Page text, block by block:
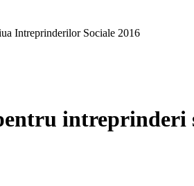
Intreprinderilor Sociale 2016
intreprinderi